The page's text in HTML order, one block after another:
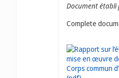
Document établi
Complete